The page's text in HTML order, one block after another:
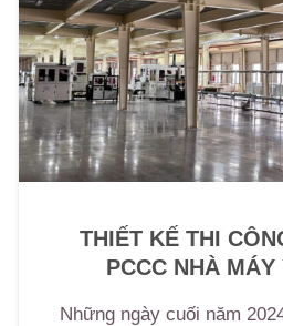
THIẾT KẾ THI
PCCC NHÀ MÁY
Những ngày cuối năm